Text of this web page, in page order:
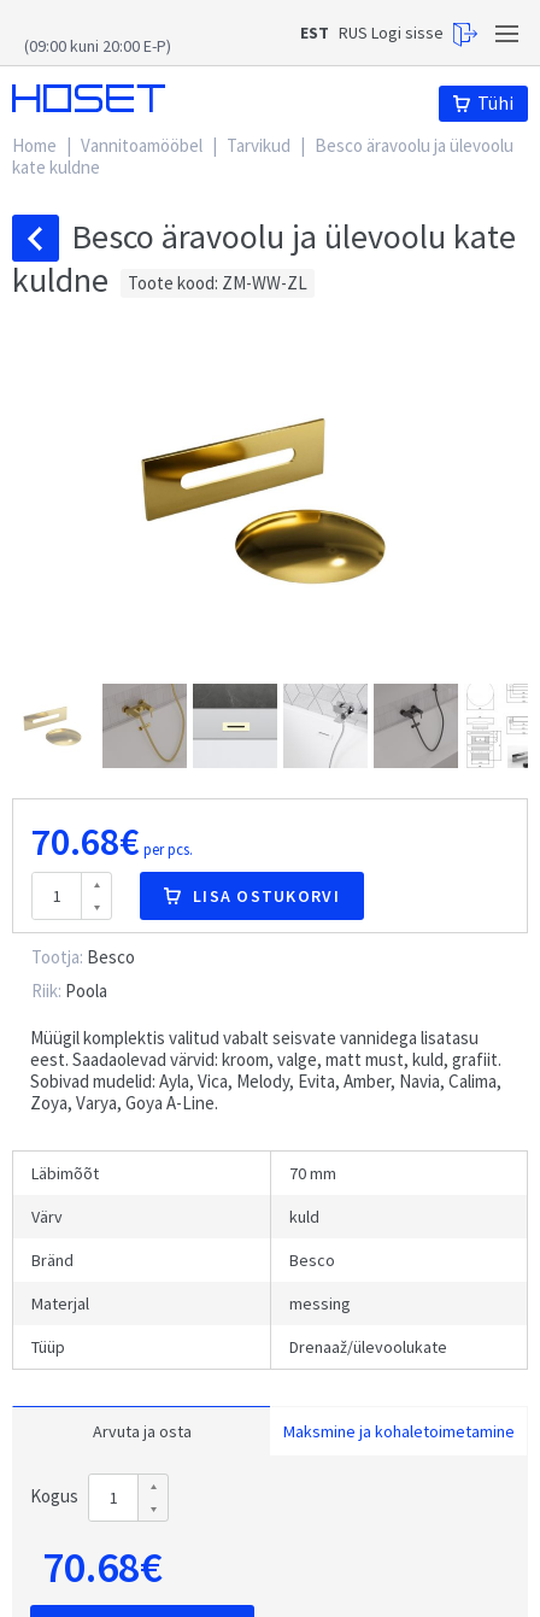
(09:00 kuni 20:00 E-P)
EST RUS Logi sisse
Tühi
Home | Vannitoamööbel | Tarvikud | Besco äravoolu ja ülevoolu
kate kuldne
Besco äravoolu ja ülevoolu kate
kuldne
Toote kood: ZM-WW-ZL
70.68€ per pcs.
LISA OSTUKORVI
Tootja: Besco
Riik: Poola
Müügil komplektis valitud vabalt seisvate vannidega lisatasu
eest. Saadaolevad värvid: kroom, valge, matt must, kuld, grafiit.
Sobivad mudelid: Ayla, Vica, Melody, Evita, Amber, Navia, Calima,
Zoya, Varya, Goya A-Line.
Läbimõõt
70 mm
Värv
kuld
Bränd
Besco
Materjal
messing
Tüüp
Drenaaž/ülevoolukate
Arvuta ja osta Maksmine ja kohaletoimetamine
Kogus
70.68€